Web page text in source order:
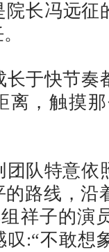
院长冯远
长于快节奏
离，触摸
团队特意依
的路线，沿
祥子的演
叹:“不敢想